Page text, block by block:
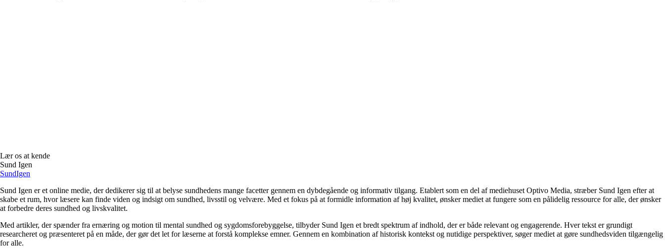
Lær os at kende
Sund Igen
SundIgen
Sund Igen er et online medie, der dedikerer sig til at belyse sundhedens mange facetter gennem en dybdegående og informativ tilgang. Etablert som en del af mediehuset Optivo Media, stræber Sund Igen efter at
skabe et rum, hvor læsere kan finde viden og indsigt om sundhed, livsstil og velvære. Med et fokus på at formidle information af høj kvalitet, ønsker mediet at fungere som en pålidelig ressource for alle, der ønsker
at forbedre deres sundhed og livskvalitet.
Med artikler, der spænder fra ernæring og motion til mental sundhed og sygdomsforebyggelse, tilbyder Sund Igen et bredt spektrum af indhold, der er både relevant og engagerende. Hver tekst er grundigt
researcheret og præsenteret på en måde, der gør det let for læserne at forstå komplekse emner. Gennem en kombination af historisk kontekst og nutidige perspektiver, søger mediet at gøre sundhedsviden tilgængelig
for alle.